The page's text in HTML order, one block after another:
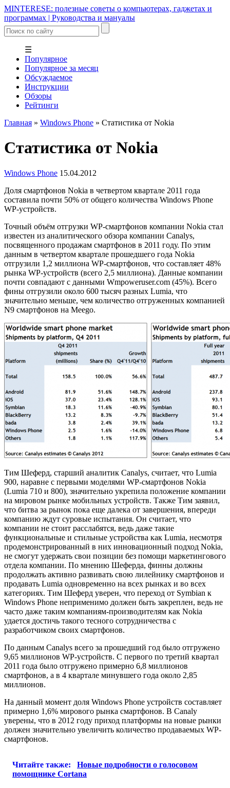
MINTERESE: полезные советы о компьютерах, гаджетах и
программах | Руководства и мануалы
☰
Популярное
Популярное за месяц
Обсуждаемое
Инструкции
Обзоры
Рейтинги
Главная » Windows Phone » Статистика от Nokia
Статистика от Nokia
Windows Phone 15.04.2012
Доля смартфонов Nokia в четвертом квартале 2011 года
составила почти 50% от общего количества Windows Phone
WP-устройств.
Точный объём отгрузки WP-смартфонов компании Nokia стал
известен из аналитического обзора компании Canalys,
посвященного продажам смартфонов в 2011 году. По этим
данным в четвертом квартале прошедшего года Nokia
отгрузили 1,2 миллиона WP-смартфонов, что составляет 48%
рынка WP-устройств (всего 2,5 миллиона). Данные компании
почти совпадают с данными Wmpoweruser.com (45%). Всего
фины отгрузили около 600 тысяч разных Lumia, что
значительно меньше, чем количество отгруженных компанией
N9 смартфонов на Meego.
Тим Шеферд, старший аналитик Canalys, считает, что Lumia
900, наравне с первыми моделями WP-смартфонов Nokia
(Lumia 710 и 800), значительно укрепила положение компании
на мировом рынке мобильных устройств. Также Тим заявил,
что битва за рынок пока еще далека от завершения, впереди
компанию ждут суровые испытания. Он считает, что
компании не стоит расслабятся, ведь даже такие
функциональные и стильные устройства как Lumia, несмотря
продемонстрированный в них инновационный подход Nokia,
не смогут удержать свои позиции без помощи маркетингового
отдела компании. По мнению Шеферда, финны должны
продолжать активно развивать свою лилейнику смартфонов и
продавать Lumia одновременно на всех рынках и во всех
категориях. Тим Шеферд уверен, что переход от Symbian к
Windows Phone неприменимо должен быть закреплен, ведь не
часто даже таким компаниям-производителям как Nokia
удается достичь такого тесного сотрудничества с
разработчиком своих смартфонов.
По данным Canalys всего за прошедший год было отгружено
9,65 миллионов WP-устройств. С первого по третий квартал
2011 года было отгружено примерно 6,8 миллионов
смартфонов, а в 4 квартале минувшего года около 2,85
миллионов.
На данный момент доля Windows Phone устройств составляет
примерно 1,6% мирового рынка смартфонов. В Canaly
уверены, что в 2012 году приход платформы на новые рынки
должен значительно увеличить количество продаваемых WP-
смартфонов.
Читайте также:
Новые подробности о голосовом
помощнике Cortana